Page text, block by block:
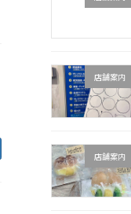
店舗案内
店舗案内